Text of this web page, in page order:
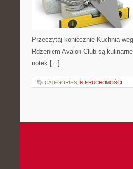
Przeczytaj koniecznie Kuchnia
Rdzeniem Avalon Club są
notek […]
CATEGORIES: NIERUCHOMOŚCI